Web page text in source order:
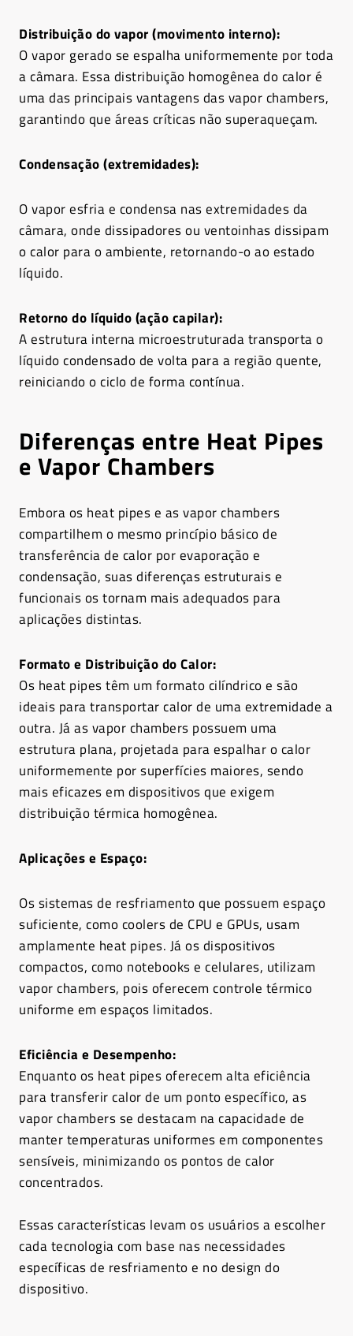
Distribuição do vapor (movimento interno):
O vapor gerado se espalha uniformemente por toda
a câmara. Essa distribuição homogênea do calor é
uma das principais vantagens das vapor chambers,
garantindo que áreas críticas não superaqueçam.
Condensação (extremidades):
O vapor esfria e condensa nas extremidades da
câmara, onde dissipadores ou ventoinhas dissipam
o calor para o ambiente, retornando-o ao estado
líquido.
Retorno do líquido (ação capilar):
A estrutura interna microestruturada transporta o
líquido condensado de volta para a região quente,
reiniciando o ciclo de forma contínua.
Diferenças entre Heat Pipes
e Vapor Chambers
Embora os heat pipes e as vapor chambers
compartilhem o mesmo princípio básico de
transferência de calor por evaporação e
condensação, suas diferenças estruturais e
funcionais os tornam mais adequados para
aplicações distintas.
Formato e Distribuição do Calor:
Os heat pipes têm um formato cilíndrico e são
ideais para transportar calor de uma extremidade a
outra. Já as vapor chambers possuem uma
estrutura plana, projetada para espalhar o calor
uniformemente por superfícies maiores, sendo
mais eficazes em dispositivos que exigem
distribuição térmica homogênea.
Aplicações e Espaço:
Os sistemas de resfriamento que possuem espaço
suficiente, como coolers de CPU e GPUs, usam
amplamente heat pipes. Já os dispositivos
compactos, como notebooks e celulares, utilizam
vapor chambers, pois oferecem controle térmico
uniforme em espaços limitados.
Eficiência e Desempenho:
Enquanto os heat pipes oferecem alta eficiência
para transferir calor de um ponto específico, as
vapor chambers se destacam na capacidade de
manter temperaturas uniformes em componentes
sensíveis, minimizando os pontos de calor
concentrados.
Essas características levam os usuários a escolher
cada tecnologia com base nas necessidades
específicas de resfriamento e no design do
dispositivo.